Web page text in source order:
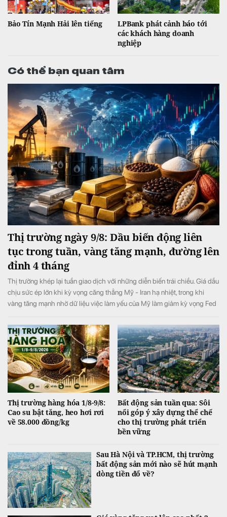
Bảo Tín Mạnh Hải lên tiếng
LPBank phát cảnh báo tới
các khách hàng doanh
nghiệp
Có thể bạn quan tâm
Thị trường ngày 9/8: Dầu biến động liên
tục trong tuần, vàng tăng mạnh, đường lên
đỉnh 4 tháng
Thị trường khép lại tuần giao dịch với những diễn biến trái chiều. Giá dầu
chịu sức ép lớn khi kỳ vọng căng thẳng Mỹ - Iran hạ nhiệt, trong khi
vàng tăng mạnh nhờ dữ liệu việc làm yếu của Mỹ làm giảm kỳ vọng Fed
nhất 4 tháng do lo ngại nguồn cung thiếu hụt, còn cacao và cà phê diễn
biến phân hóa.
Thị trường hàng hóa 1/8-9/8:
Cao su bật tăng, heo hơi rơi
về 58.000 đồng/kg
Bất động sản tuần qua: Sôi
nổi góp ý xây dựng thể chế
cho thị trường phát triển
bền vững
Sau Hà Nội và TP.HCM, thị trường
bất động sản mới nào sẽ hút mạnh
dòng tiền đổ về?